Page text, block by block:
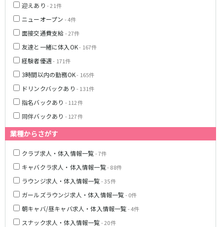
迎えあり - 21件
ニューオープン - 4件
面接交通費支給- 27件
友達と一緒に体入OK- 167件
経験者優遇- 171件
3時間以内の勤務OK- 165件
ドリンクバックあり - 131件
指名バックあり - 112件
同伴バックあり - 127件
業種からさがす
クラブ求人・体入情報一覧- 7件
キャバクラ求人・体入情報一覧- 88件
ラウンジ求人・体入情報一覧- 35件
ガールズラウンジ求人・体入情報一覧- 0件
朝キャバ/昼キャバ求人・体入情報一覧- 4件
スナック求人・体入情報一覧- 20件
神戸三宮駅
西宮駅
福島駅
JR山陽本線(姫路～岡山)
姫路駅
JR大阪環状線
大阪駅
天満駅
弁天町駅
森ノ宮駅
福島駅
Osaka Metro堺筋線
長堀橋駅
扇町駅
日本橋駅
北浜駅
恵美須町駅